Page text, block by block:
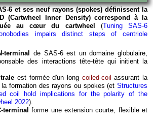
6 et ses neuf rayons (spokes) définissent la
(Cartwheel Inner Density) correspond à la
au cœur du cartwheel (Tuning SAS-6
impairs distinct steps of centriole
terminal de SAS-6 est un domaine globulaire,
des interactions tête-tête qui initient la
est formée d'un long coiled-coil assurant la
formation des rayons ou spokes (et Structures
coil hold implications for the polarity of the
2022).
terminal forme une extension courte, flexible et